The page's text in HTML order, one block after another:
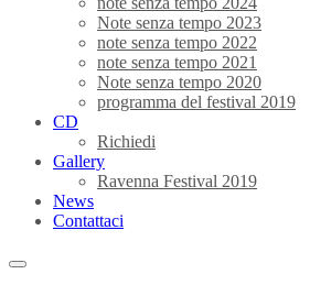
Note senza tempo 2023
note senza tempo 2022
note senza tempo 2021
Note senza tempo 2020
programma del festival 2019
CD
Richiedi
Gallery
Ravenna Festival 2019
News
Contattaci